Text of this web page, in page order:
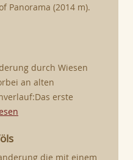
Panorama (2014 m).
durch Wiesen
an alten
erste
die mit einem